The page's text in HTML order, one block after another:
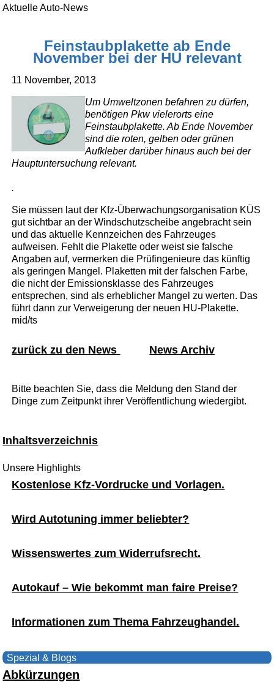
Aktuelle Auto-News
Feinstaubplakette ab Ende
November bei der HU relevant
11 November, 2013
Um Umweltzonen befahren zu dürfen,
benötigen Pkw vielerorts eine
Feinstaubplakette. Ab Ende November
sind die roten, gelben oder grünen
Aufkleber darüber hinaus auch bei der
Hauptuntersuchung relevant.
.
Sie müssen laut der Kfz-Überwachungsorganisation KÜS
gut sichtbar an der Windschutzscheibe angebracht sein
und das aktuelle Kennzeichen des Fahrzeuges
aufweisen. Fehlt die Plakette oder weist sie falsche
Angaben auf, vermerken die Prüfingenieure das künftig
als geringen Mangel. Plaketten mit der falschen Farbe,
die nicht der Emissionsklasse des Fahrzeuges
entsprechen, sind als erheblicher Mangel zu werten. Das
führt dann zur Verweigerung der neuen HU-Plakette.
mid/ts
zurück zu den News News Archiv
Bitte beachten Sie, dass die Meldung den Stand der
Dinge zum Zeitpunkt ihrer Veröffentlichung wiedergibt.
Inhaltsverzeichnis
Unsere Highlights
Kostenlose Kfz-Vordrucke und Vorlagen.
Wird Autotuning immer beliebter?
Wissenswertes zum Widerrufsrecht.
Autokauf – Wie bekommt man faire Preise?
Informationen zum Thema Fahrzeughandel.
Spezial & Blogs
Abkürzungen